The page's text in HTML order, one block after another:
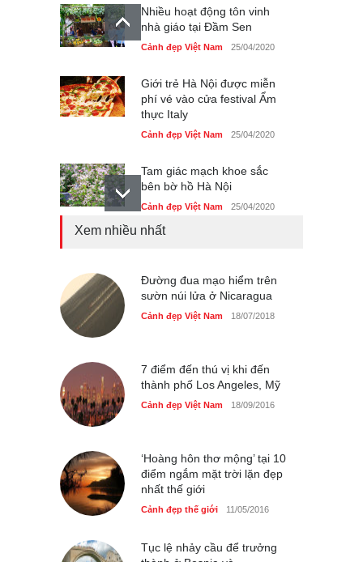
Nhiều hoạt động tôn vinh
nhà giáo tại Đầm Sen
Cảnh đẹp Việt Nam 25/04/2020
Giới trẻ Hà Nội được miễn
phí vé vào cửa festival Ẩm
thực Italy
Cảnh đẹp Việt Nam 25/04/2020
Tam giác mạch khoe sắc
bên bờ hồ Hà Nội
Cảnh đẹp Việt Nam 25/04/2020
Cảnh đẹp Việt Nam 24/04/2020
Những món ăn đồng quê
Xem nhiều nhất
Đường đua mạo hiểm trên
sườn núi lửa ở Nicaragua
Cảnh đẹp Việt Nam 18/07/2018
7 điểm đến thú vị khi đến
thành phố Los Angeles, Mỹ
Cảnh đẹp Việt Nam 18/09/2016
‘Hoàng hôn thơ mộng’ tại 10
điểm ngắm mặt trời lặn đẹp
nhất thế giới
Cảnh đẹp thế giới 11/05/2016
Tục lệ nhảy cầu để trưởng